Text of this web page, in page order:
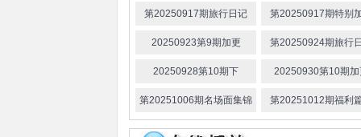
第20250917期旅行日记 第20250917期特别
20250923第9期加更 第20250924期旅行
20250928第10期下 20250930第10期加
第20251006期名场面集锦 第20251012期福利